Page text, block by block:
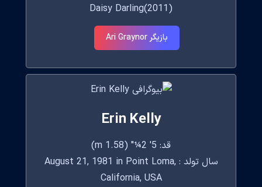
Daisy Darling(2011)
بازیگر Ari Graynor
Erin Kelly
قد: 5' 2¼" (1.58 m)
سال تولد : August 21, 1981 in Point Loma,
California, USA